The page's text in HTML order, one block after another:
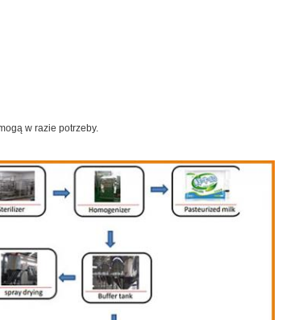
w razie potrzeby.